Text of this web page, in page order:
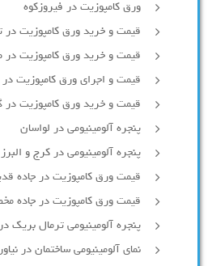
ورق کامپوزیت در فیروزکوه
قیمت و خرید ورق کامپوزیت در
قیمت و خرید ورق کامپوزیت در
قیمت و اجرای ورق کامپوزیت
قیمت و خرید ورق کامپوزیت
پنجره آلومینیومی در لواسان
پنجره آلومینیومی در کرج و البرز
قیمت ورق کامپوزیت در جاده
قیمت ورق کامپوزیت در جاده
پنجره آلومینیومی ترمال
نمای آلومینیومی ساختمان در